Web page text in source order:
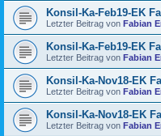
Konsil-Ka-Feb19-EK
Letzter Beitrag von Fabian
Konsil-Ka-Feb19-EK
Letzter Beitrag von Fabian
Konsil-Ka-Nov18-EK
Letzter Beitrag von Fabian
Konsil-Ka-Nov18-EK
Letzter Beitrag von Fabian